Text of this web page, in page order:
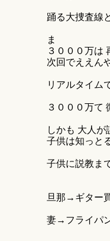
踊る大捜査線
ま
３０００万は
次回でええん
リアルタイム
３０００万て
しかも 大人が
子供は知っと
子供に説教ま
旦那→ギター
妻→フライパ